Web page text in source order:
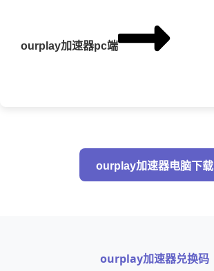
ourplay加速器pc端
ourplay加速器电脑下载
ourplay加速器兑换码